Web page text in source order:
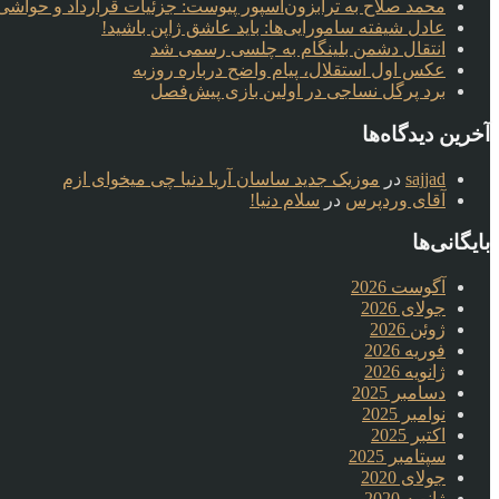
محمد صلاح به ترابزون‌اسپور پیوست: جزئیات قرارداد و حواشی
عادل شیفته سامورایی‌ها: باید عاشق ژاپن باشید!
انتقال دشمن بلینگام به چلسی رسمی شد
عکس اول استقلال، پیام واضح درباره روزبه
برد پرگل نساجی در اولین بازی پیش‌فصل
آخرین دیدگاه‌ها
sajjad در موزیک جدید ساسان آریا دنیا چی میخوای ازم
آقای وردپرس در سلام دنیا!
بایگانی‌ها
آگوست 2026
جولای 2026
ژوئن 2026
فوریه 2026
ژانویه 2026
دسامبر 2025
نوامبر 2025
اکتبر 2025
سپتامبر 2025
جولای 2020